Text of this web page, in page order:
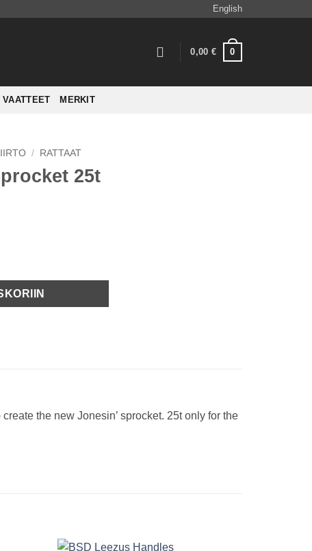
English
0,00 € 0
VAATTEET MERKIT
/ RATTAAT
25t
the new Jonesin’ sprocket. 25t only for the